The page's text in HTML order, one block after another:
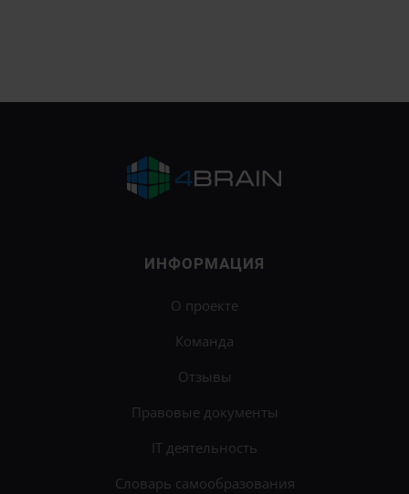
ИНФОРМАЦИЯ
О проекте
Команда
Отзывы
Правовые документы
IT деятельность
Словарь самообразования